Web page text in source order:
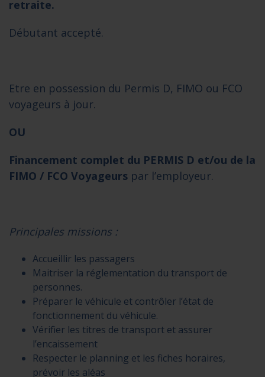
retraite.
Débutant accepté.
Etre en possession du Permis D, FIMO ou FCO
voyageurs à jour.
OU
Financement complet du PERMIS D et/ou de la
FIMO / FCO Voyageurs par l’employeur.
Principales missions :
Accueillir les passagers
Maitriser la réglementation du transport de
personnes.
Préparer le véhicule et contrôler l’état de
fonctionnement du véhicule.
Vérifier les titres de transport et assurer
l’encaissement
Respecter le planning et les fiches horaires,
prévoir les aléas